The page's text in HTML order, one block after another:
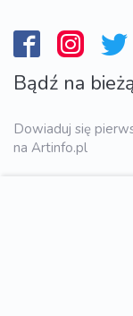
Bądź na
Dowiaduj się
na Artinfo.pl